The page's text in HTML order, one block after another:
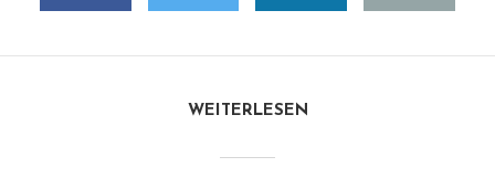
WEITERLESEN